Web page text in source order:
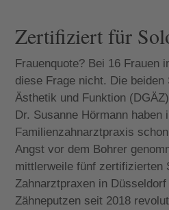
Zertifiziert für
Frauenquote? Bei 16 Frauen
diese Frage nicht. Die
Ästhetik und Funktion
Dr. Susanne Hörmann haben
Familienzahnarztpraxis
Angst vor dem Bohrer
mittlerweile fünf zertifizierten
Zahnarztpraxen in
Zähneputzen seit 2018